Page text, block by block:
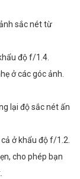
sắc nét từ
độ f/1.4.
ở các góc ảnh.
lại độ sắc nét ấn
ở khẩu độ f/1.2.
cho phép bạn